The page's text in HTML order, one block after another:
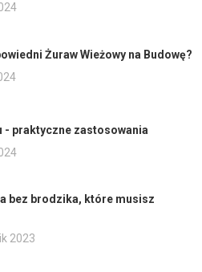
Żuraw Wieżowy na Budowę?
- praktyczne zastosowania
bez brodzika, które musisz
2023